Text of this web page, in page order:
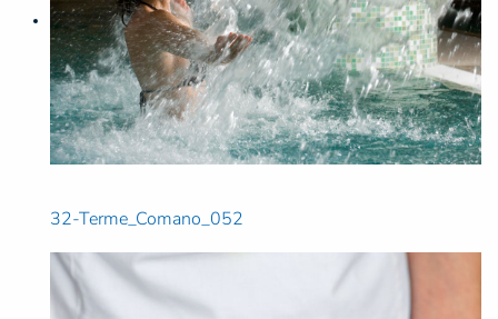
32-Terme_Comano_052